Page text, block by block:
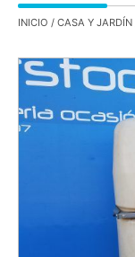
INICIO / CASA Y JARDÍN